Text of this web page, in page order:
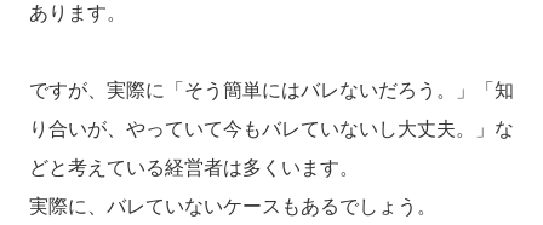
あります。
ですが、実際に「そう簡単にはバレないだろう。」「知
り合いが、やっていて今もバレていないし大丈夫。」な
どと考えている経営者は多くいます。
実際に、バレていないケースもあるでしょう。